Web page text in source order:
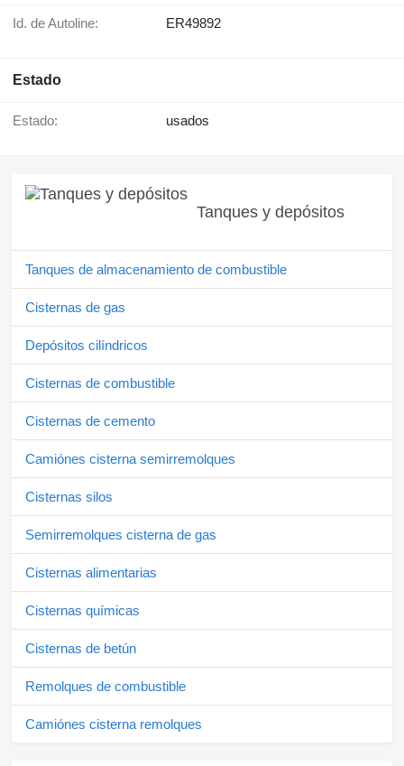
Id. de Autoline: ER49892
Estado
Estado: usados
Tanques y depósitos
Tanques de almacenamiento de combustible
Cisternas de gas
Depósitos cilíndricos
Cisternas de combustible
Cisternas de cemento
Camiónes cisterna semirremolques
Cisternas silos
Semirremolques cisterna de gas
Cisternas alimentarias
Cisternas químicas
Cisternas de betún
Remolques de combustible
Camiónes cisterna remolques